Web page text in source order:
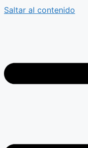
Saltar al contenido